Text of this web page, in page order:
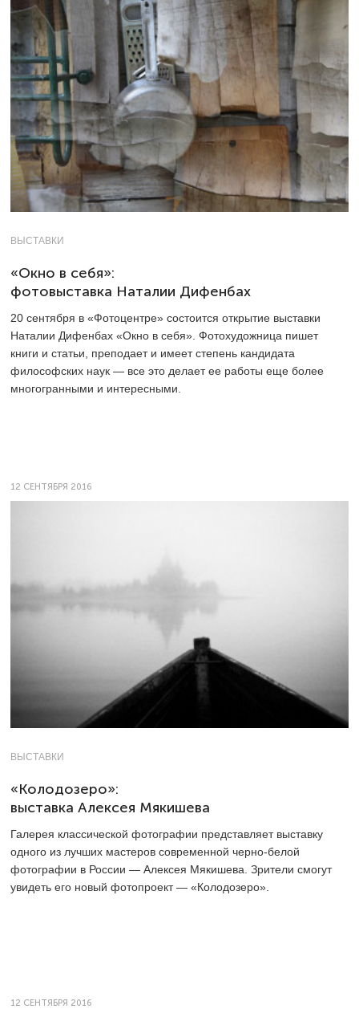
ВЫСТАВКИ
«Окно в себя»:
фотовыставка Наталии Дифенбах
20 сентября в «Фотоцентре» состоится открытие выставки
Наталии Дифенбах «Окно в себя». Фотохудожница пишет
книги и статьи, преподает и имеет степень кандидата
философских наук — все это делает ее работы еще более
многогранными и интересными.
12 СЕНТЯБРЯ 2016
ВЫСТАВКИ
«Колодозеро»:
выставка Алексея Мякишева
Галерея классической фотографии представляет выставку
одного из лучших мастеров современной черно-белой
фотографии в России — Алексея Мякишева. Зрители смогут
увидеть его новый фотопроект — «Колодозеро».
12 СЕНТЯБРЯ 2016